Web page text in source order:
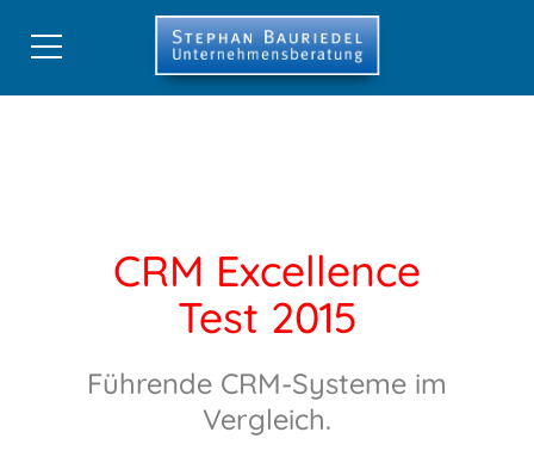
Digitale Strategien
Stephan Bauriedel
Referenzen
CRM Excellence
Test 2015
Führende CRM-Systeme im
Vergleich.